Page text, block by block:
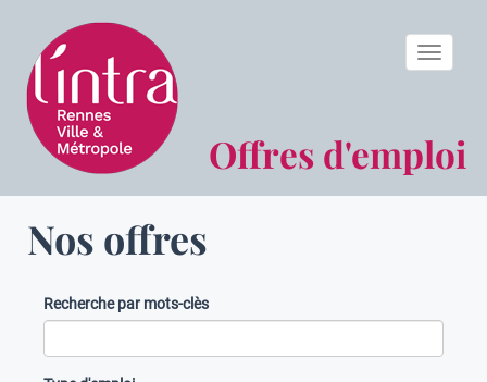
Offres d'emploi
Toggle
Nos offres
Recherche par mots-clès